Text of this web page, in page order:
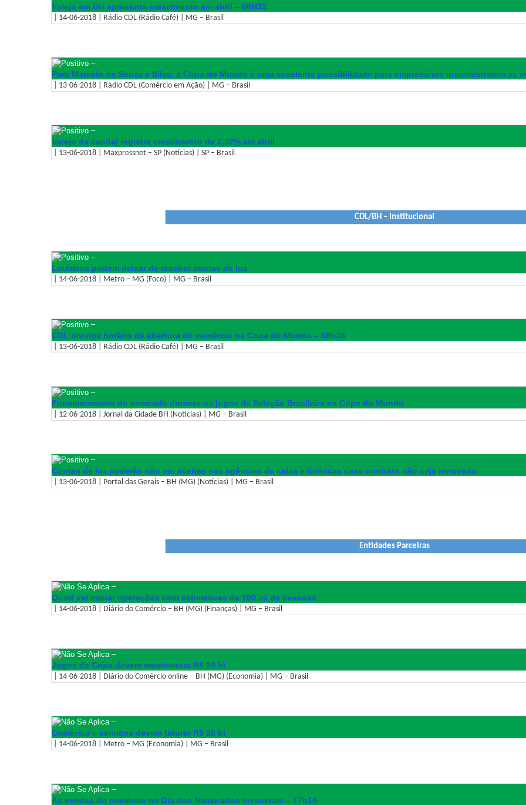
Varejo em BH apresenta crescimento em abril – 08H33
| 14-06-2018 | Rádio CDL (Rádio Café) | MG – Brasil
–
Para Marcelo de Souza e Silva, a Copa do Mundo é uma excelente possibilidade para empresários incrementarem as
| 13-06-2018 | Rádio CDL (Comércio em Ação) | MG – Brasil
–
Varejo da capital registra crescimento de 2,32% em abril
| 13-06-2018 | Maxpressnet – SP (Notícias) | SP – Brasil
CDL/BH – Institucional
–
Lotéricas podem deixar de receber contas de luz
| 14-06-2018 | Metro – MG (Foco) | MG – Brasil
–
CDL divulga horário de abertura do comércio na Copa do Mundo – 08h28
| 13-06-2018 | Rádio CDL (Rádio Café) | MG – Brasil
–
Funcionamento do comércio durante os jogos da Seleção Brasileira na Copa do Mundo
| 12-06-2018 | Jornal da Cidade BH (Notícias) | MG – Brasil
–
Contas de luz poderão não ser aceitas nas agências da caixa e lotéricas caso contrato não seja renovado
| 13-06-2018 | Portal das Gerais – BH (MG) (Notícias) | MG – Brasil
Entidades Parceiras
–
Quod vai iniciar operações com estimativas de 100 mi de pessoas
| 14-06-2018 | Diário do Comércio – BH (MG) (Finanças) | MG – Brasil
–
Jogos da Copa devem movimentar R$ 20 bi
| 14-06-2018 | Diário do Comércio online – BH (MG) (Economia) | MG – Brasil
–
Comércio e serviços devem faturar R$ 20 bi
| 14-06-2018 | Metro – MG (Economia) | MG – Brasil
–
As vendas do comércio no Dia dos Namorados cresceram – 17h18